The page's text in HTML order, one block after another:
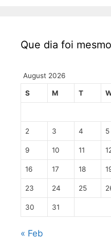
Que dia foi
August 2026
S M T
2 3 4 5
9 10 11
16 17 18
23 24 25
30 31
« Feb